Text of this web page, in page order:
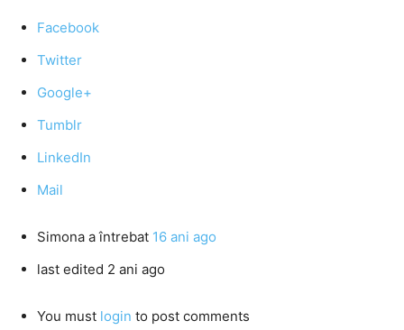
Facebook
Twitter
Google+
Tumblr
LinkedIn
Mail
Simona a întrebat 16 ani ago
last edited 2 ani ago
You must login to post comments